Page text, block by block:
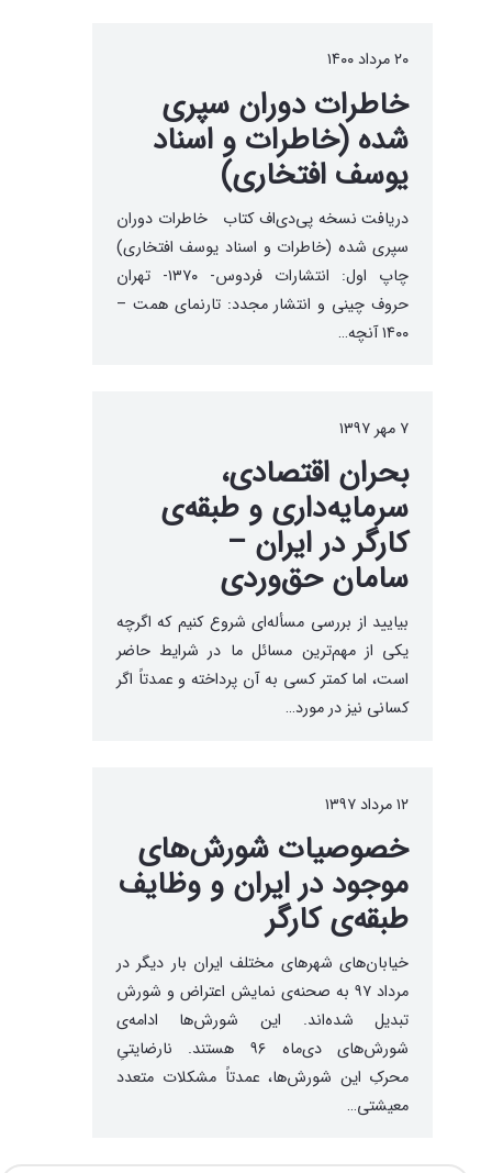
۲۰ مرداد ۱۴۰۰
خاطرات دوران سپری
شده (خاطرات و اسناد
یوسف افتخاری)
دریافت نسخه پی‌دی‌اف کتاب خاطرات دوران
سپری شده (خاطرات و اسناد یوسف افتخاری)
چاپ اول: انتشارات فردوس- ۱۳۷۰- تهران
حروف چینی و انتشار مجدد: تارنمای همت –
۱۴۰۰ آنچه…
۷ مهر ۱۳۹۷
بحران اقتصادی،
سرمایه‌داری و طبقه‌ی
کارگر در ایران –
سامان حق‌وردی
بیایید از بررسی مسأله‌ای شروع کنیم که اگرچه
یکی از مهم‌ترین مسائل ما در شرایط حاضر
است، اما کمتر کسی به آن پرداخته و عمدتاً اگر
کسانی نیز در مورد…
۱۲ مرداد ۱۳۹۷
خصوصیات شورش‌های
موجود در ایران و وظایف
طبقه‌‌ی کارگر
خیابان‌های شهرهای مختلف ایران بار دیگر در
مرداد ۹۷ به صحنه‌ی نمایش اعتراض و شورش
تبدیل شده‌اند. این شورش‌ها‌ ادامه‌ی
شورش‌های دی‌ماه ۹۶ هستند. نارضایتیِ
محرکِ این شورش‌ها، عمدتاً مشکلات متعدد
معیشتی…